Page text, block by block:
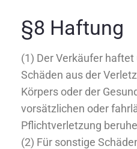
§8 Haftung
(1) Der Verkäufer
Schäden aus der
Körpers oder der
vorsätzlichen oder
Pflichtverletzung
(2) Für sonstige